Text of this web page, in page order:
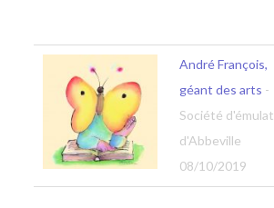
André François,
géant des arts -
Société
d'Abbeville
08/10/2019